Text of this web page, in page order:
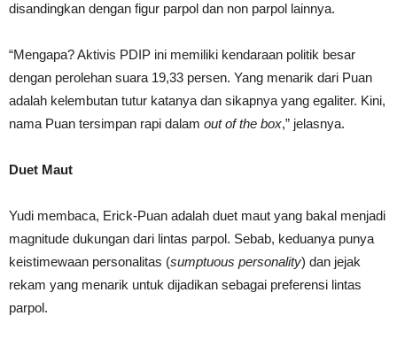
disandingkan dengan figur parpol dan non parpol lainnya.
“Mengapa? Aktivis PDIP ini memiliki kendaraan politik besar
dengan perolehan suara 19,33 persen. Yang menarik dari Puan
adalah kelembutan tutur katanya dan sikapnya yang egaliter. Kini,
nama Puan tersimpan rapi dalam out of the box,” jelasnya.
Duet Maut
Yudi membaca, Erick-Puan adalah duet maut yang bakal menjadi
magnitude dukungan dari lintas parpol. Sebab, keduanya punya
keistimewaan personalitas (sumptuous personality) dan jejak
rekam yang menarik untuk dijadikan sebagai preferensi lintas
parpol.